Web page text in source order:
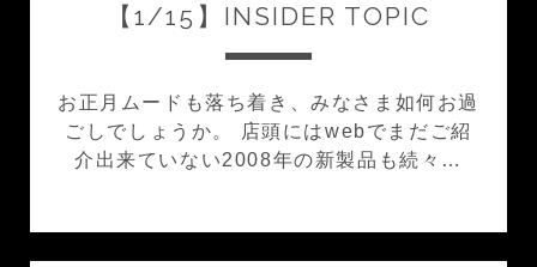
【1/15】INSIDER TOPIC
お正月ムードも落ち着き、みなさま如何お過
ごしでしょうか。 店頭にはwebでまだご紹
介出来ていない2008年の新製品も続々…